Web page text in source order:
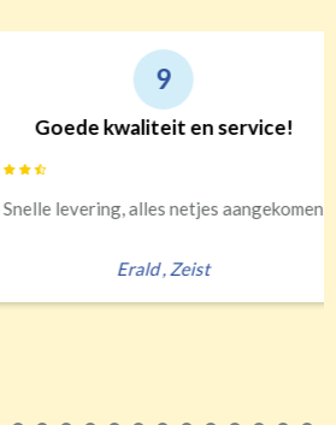
kwaliteit en service!
alles netjes aangekomen